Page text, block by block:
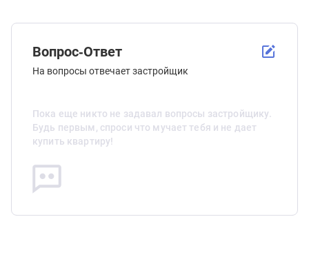
Вопрос-Ответ
На вопросы отвечает застройщик
Пока еще никто не задавал вопросы застройщику.
Будь первым, спроси что мучает тебя и не дает
купить квартиру!